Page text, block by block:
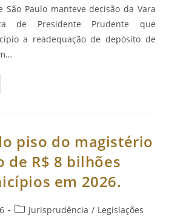
São Paulo manteve decisão da Vara
de Presidente Prudente que
a readequação de depósito de
piso do magistério
de R$ 8 bilhões
em 2026.
Categoria
Jurisprudência / Legislações